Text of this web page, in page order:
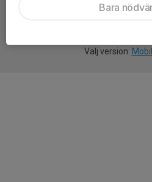
Välj version: Mobil
Bara